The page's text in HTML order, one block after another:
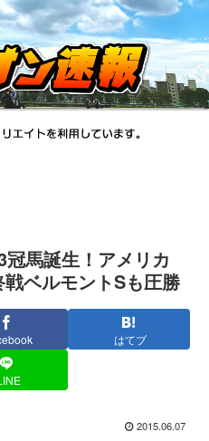
馬誕生！アメリカ
ベルモントSも圧勝
はてブ
2015.06.07